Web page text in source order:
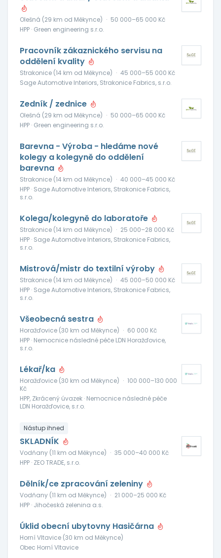
Olešná (29 km od Měkynce) · 50 000–65 000 Kč
HPP · Green engineering s.r.o.
Pracovník zákaznického servisu na
oddělení kvality
Strakonice (14 km od Měkynce) · 45 000–55 000 Kč
Sage Automotive Interiors, Strakonice Fabrics, s.r.o.
Zedník / zednice
Olešná (29 km od Měkynce) · 50 000–65 000 Kč
HPP · Green engineering s.r.o.
Barevna - Výroba - hledáme nové
kolegy a kolegyně do oddělení
barevna
Strakonice (14 km od Měkynce) · 40 000–45 000 Kč
HPP · Sage Automotive Interiors, Strakonice Fabrics,
s.r.o.
Kolega/kolegyně do laboratoře
Strakonice (14 km od Měkynce) · 25 000–28 000 Kč
HPP · Sage Automotive Interiors, Strakonice Fabrics,
s.r.o.
Mistrová/mistr do textilní výroby
Strakonice (14 km od Měkynce) · 45 000–50 000 Kč
HPP · Sage Automotive Interiors, Strakonice Fabrics,
s.r.o.
Všeobecná sestra
Horažďovice (30 km od Měkynce) · 60 000 Kč
HPP · Nemocnice následné péče LDN Horažďovice,
s.r.o.
Lékař/ka
Horažďovice (30 km od Měkynce) · 100 000–130 000
Kč
HPP, Zkrácený úvazek · Nemocnice následné péče
LDN Horažďovice, s.r.o.
Nástup ihned
SKLADNÍK
Vodňany (11 km od Měkynce) · 35 000–40 000 Kč
HPP · ZEO TRADE, s.r.o.
Dělník/ce zpracování zeleniny
Vodňany (11 km od Měkynce) · 21 000–25 000 Kč
HPP · Jihočeská zelenina a.s.
Úklid obecní ubytovny Hasičárna
Horní Vltavice (30 km od Měkynce)
Obec Horní Vltavice